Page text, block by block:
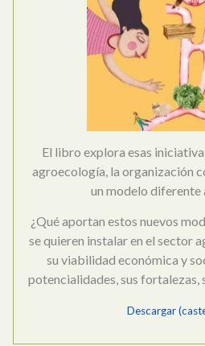
El libro explora esas
agroecología, la organización
un modelo diferente
¿Qué aportan estos nuevos
se quieren instalar en el sector
su viabilidad económica y
potencialidades, sus fortalezas,
Descargar